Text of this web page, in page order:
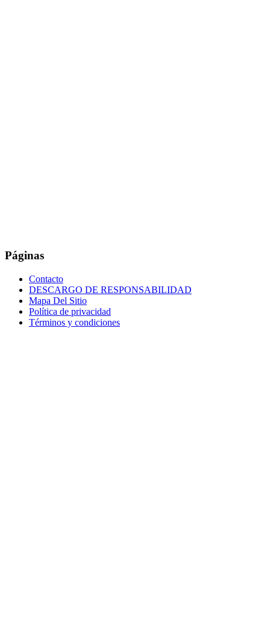
Páginas
Contacto
DESCARGO DE RESPONSABILIDAD
Mapa Del Sitio
Política de privacidad
Términos y condiciones